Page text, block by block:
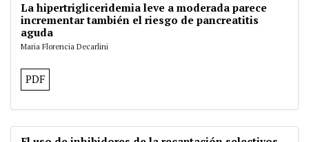
La hipertrigliceridemia leve a moderada parece
incrementar también el riesgo de pancreatitis
aguda
Maria Florencia Decarlini
PDF